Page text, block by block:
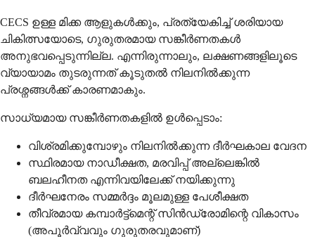
CECS ഉള്ള മിക്ക ആളുകൾക്കും, പ്രത്യേകിച്ച് ശരിയായ
ചികിത്സയോടെ, ഗുരുതരമായ സങ്കീർണതകൾ
അനുഭവപ്പെടുന്നില്ല. എന്നിരുന്നാലും, ലക്ഷണങ്ങളിലൂടെ
വ്യായാമം തുടരുന്നത് കൂടുതൽ നിലനിൽക്കുന്ന
പ്രശ്നങ്ങൾക്ക് കാരണമാകും.
സാധ്യമായ സങ്കീർണതകളിൽ ഉൾപ്പെടാം:
വിശ്രമിക്കുമ്പോഴും നിലനിൽക്കുന്ന ദീർഘകാല വേദന
സ്ഥിരമായ നാഡീക്ഷത, മരവിപ്പ് അല്ലെങ്കിൽ
ബലഹീനത എന്നിവയിലേക്ക് നയിക്കുന്നു
ദീർഘനേരം സമ്മർദ്ദം മൂലമുള്ള പേശീക്ഷത
തീവ്രമായ കമ്പാർട്ട്മെന്റ് സിൻഡ്രോമിന്റെ വികാസം
(അപൂർവ്വവും ഗുരുതരവുമാണ്)